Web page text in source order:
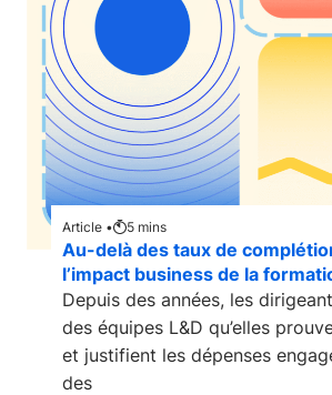
Article • 5 mins
Au-delà des taux de
l’impact business de la
Depuis des années, les
des équipes L&D qu’elles
et justifient les dépenses
des